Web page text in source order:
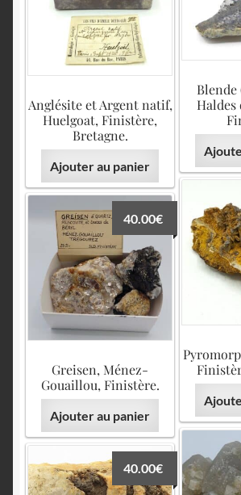
Blende
Haldes
Anglésite et Argent natif,
Huelgoat, Finistère,
Bretagne.
Ajouter au panier
Greisen, Ménez-
Gouaillou, Finistère.
40.00€
Ajouter au panier
40.00€